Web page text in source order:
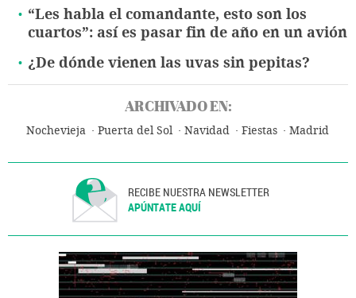
“Les habla el comandante, esto son los
cuartos”: así es pasar fin de año en un avión
¿De dónde vienen las uvas sin pepitas?
ARCHIVADO EN:
Nochevieja Puerta del Sol Navidad Fiestas Madrid
RECIBE NUESTRA NEWSLETTER
APÚNTATE AQUÍ